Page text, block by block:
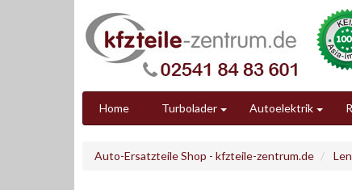
Home Turbolader Autoelektrik
Auto-Ersatzteile Shop - kfzteile-zentrum.de